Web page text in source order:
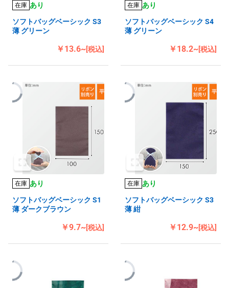
在庫 あり
ソフトバッグベーシック S3
薄 グリーン
￥13.6~[税込]
在庫 あり
ソフトバッグベーシック S4
薄 グリーン
￥18.2~[税込]
在庫 あり
ソフトバッグベーシック S1
薄 ダークブラウン
￥9.7~[税込]
在庫 あり
ソフトバッグベーシック S3
薄 紺
￥12.9~[税込]